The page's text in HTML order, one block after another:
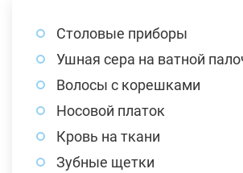
Столовые приборы
Ушная сера на ватной
Волосы с корешками
Носовой платок
Кровь на ткани
Зубные щетки